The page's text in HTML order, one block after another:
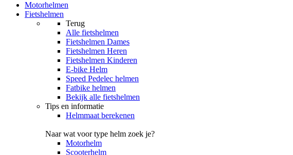
Motorhelmen
Fietshelmen
Terug
Alle fietshelmen
Fietshelmen Dames
Fietshelmen Heren
Fietshelmen Kinderen
E-bike Helm
Speed Pedelec helmen
Fatbike helmen
Bekijk alle fietshelmen
Tips en informatie
Helmmaat berekenen
Naar wat voor type helm zoek je?
Motorhelm
Scooterhelm